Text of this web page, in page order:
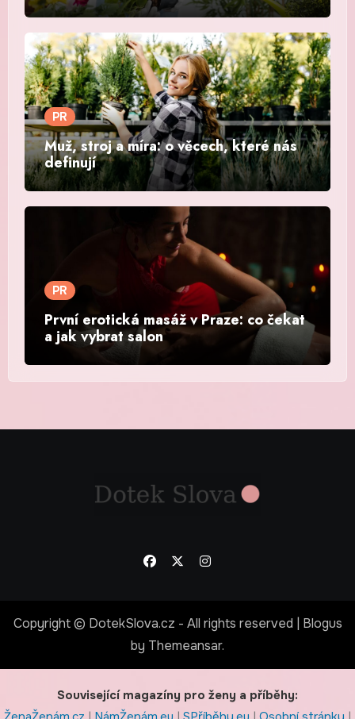
PR
Muž, stroj a míra: o věcech, které nás
definují
PR
První erotická masáž v Praze: co čekat
a jak vybrat salon
Copyright © DotekSlova.cz - All rights reserved
Blogus
by Themeansar.
Související magazíny pro ženy a příběhy: